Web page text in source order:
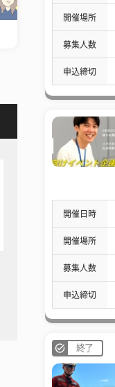
開催場所
募集人数
申込締切
開催日時
開催場所
募集人数
申込締切
終了